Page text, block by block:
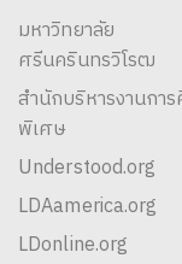
มหาวิทยาลัย
ศรีนครินทรวิโรฒ
สำนักบริหารงานกา
พิเศษ
Understood.org
LDAamerica.org
LDonline.org